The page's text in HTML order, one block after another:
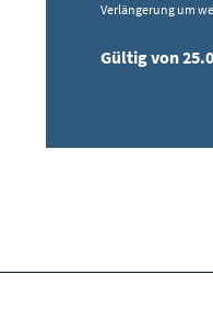
Verlängerung um
Gültig von